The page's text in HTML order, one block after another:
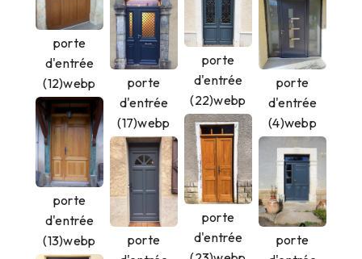
porte
d'entrée
(12)webp
porte
d'entrée
(13)webp
porte
d'entrée
(17)webp
porte
porte
d'entrée
(22)webp
porte
d'entrée
porte
d'entrée
(4)webp
porte